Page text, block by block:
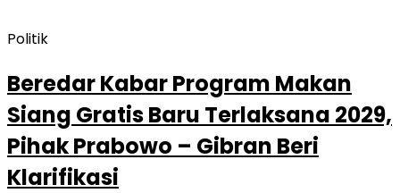
Politik
Beredar Kabar Program Makan
Siang Gratis Baru Terlaksana 2029,
Pihak Prabowo – Gibran Beri
Klarifikasi